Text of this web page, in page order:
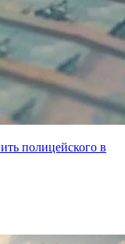
полицейского в